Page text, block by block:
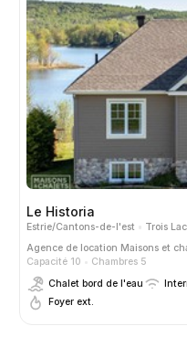
Le Historia
Estrie/Cantons-de-l'est
Trois
Agence de location Maisons et
Capacité 10
Chambres 5
Chalet bord de l'eau
Foyer ext.